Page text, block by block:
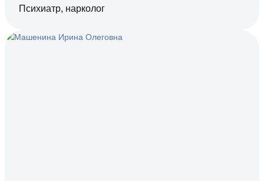
Психиатр, нарколог